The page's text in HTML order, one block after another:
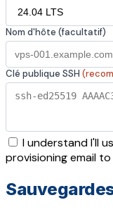
Nom d'hôte (facultatif)
Clé publique SSH
I understand I'll
provisioning email